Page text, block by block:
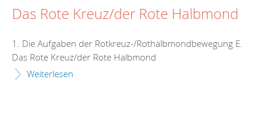
Das Rote Kreuz/der Rote Halbmond
1. Die Aufgaben der Rotkreuz-/Rothalbmondbewegung E.
Das Rote Kreuz/der Rote Halbmond
Weiterlesen